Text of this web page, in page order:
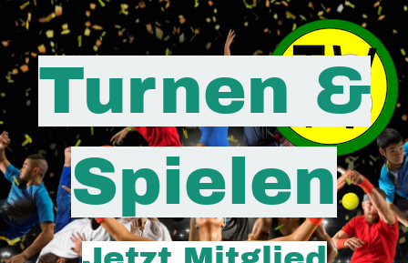
Turnen &
Spielen